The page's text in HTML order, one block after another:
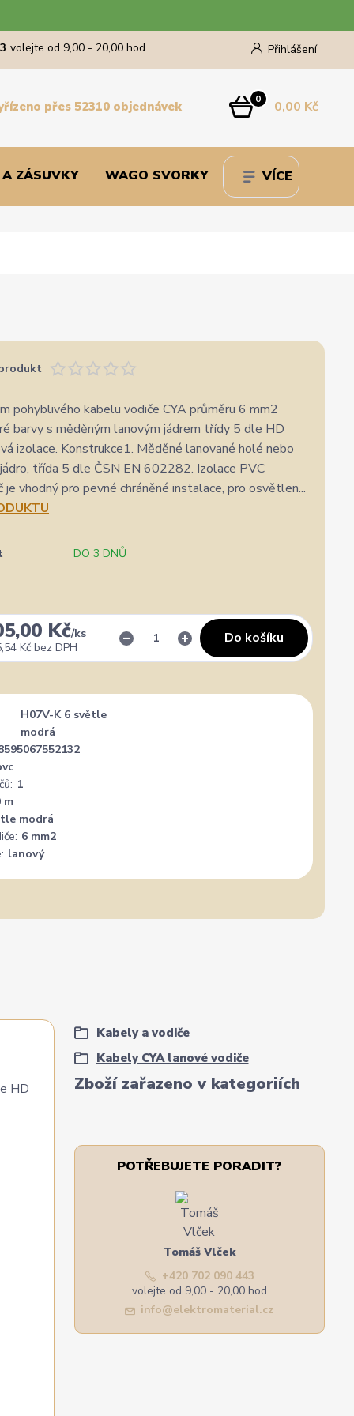
Přihlášení
volejte od 9,00 - 20,00 hod
0 0,00 Kč
přes 52310 objednávek
ZÁSUVKY WAGO SVORKY VÍCE
%★★★★★ Doporučuje obchod 100 %★★★★★
Široký výběr, milý a vstřícný personál. Mohu
pohyblivého kabelu vodiče CYA průměru 6 mm2
barvy s měděným lanovým jádrem třídy 5 dle HD
izolace. Konstrukce1. Měděné lanované holé nebo
třída 5 dle ČSN EN 602282. Izolace PVC
je vhodný pro pevné chráněné instalace, pro osvětlen...
DO 3 DNŮ
Kč/ks
Kč bez DPH
Do košíku
H07V-K 6 světle
modrá
1
m
modrá
6 mm2
lanový
HD
Zboží zařazeno v kategoriích
Kabely a vodiče
Kabely CYA lanové vodiče
POTŘEBUJETE PORADIT?
Tomáš Vlček
+420 702 090 443
volejte od 9,00 - 20,00 hod
info@elektromaterial.cz